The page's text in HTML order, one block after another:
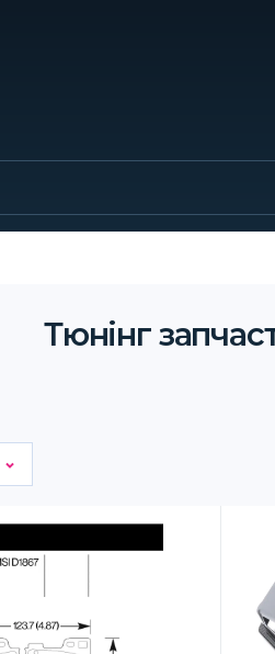
Тюнінг